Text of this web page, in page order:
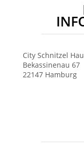
City Schnitzel
Bekassinenau 67
22147 Hamburg